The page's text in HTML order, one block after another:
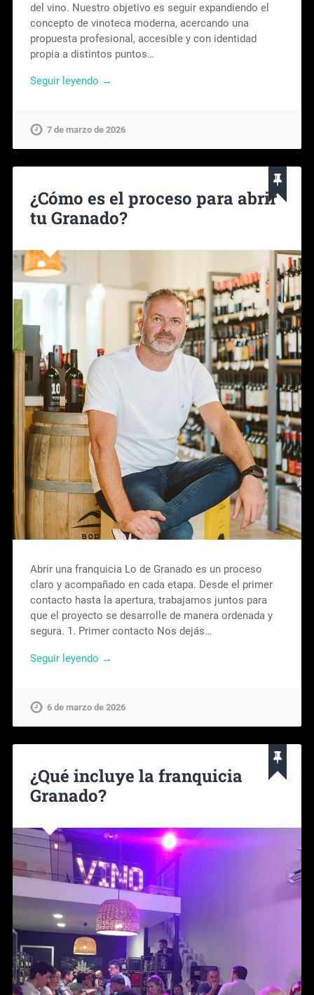
del vino. Nuestro objetivo es seguir expandiendo el
concepto de vinoteca moderna, acercando una
propuesta profesional, accesible y con identidad
propia a distintos puntos…
Seguir leyendo →
7 de marzo de 2026
¿Cómo es el proceso para abrir
tu Granado?
Abrir una franquicia Lo de Granado es un proceso
claro y acompañado en cada etapa. Desde el primer
contacto hasta la apertura, trabajamos juntos para
que el proyecto se desarrolle de manera ordenada y
segura. 1. Primer contacto Nos dejás…
Seguir leyendo →
6 de marzo de 2026
¿Qué incluye la franquicia
Granado?